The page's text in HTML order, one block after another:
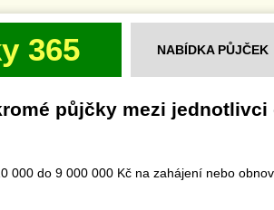
365 NABÍDKA PŮJČEK
půjčky mezi jednotlivci
000 do 9 000 000 Kč na zahájení nebo